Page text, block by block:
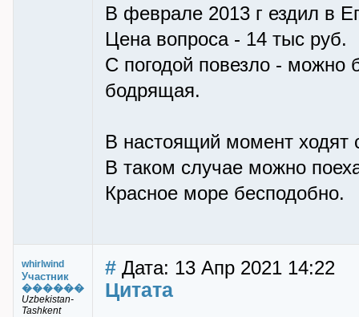
В феврале 2013 г ездил в
Цена вопроса - 14 тыс руб.
С погодой повезло - можно
бодрящая.
В настоящий момент ходят
В таком случае можно
Красное море бесподобно.
whirlwind
Участник
������
Uzbekistan-
Tashkent
# Дата: 13 Апр 2021 14:22
Цитата